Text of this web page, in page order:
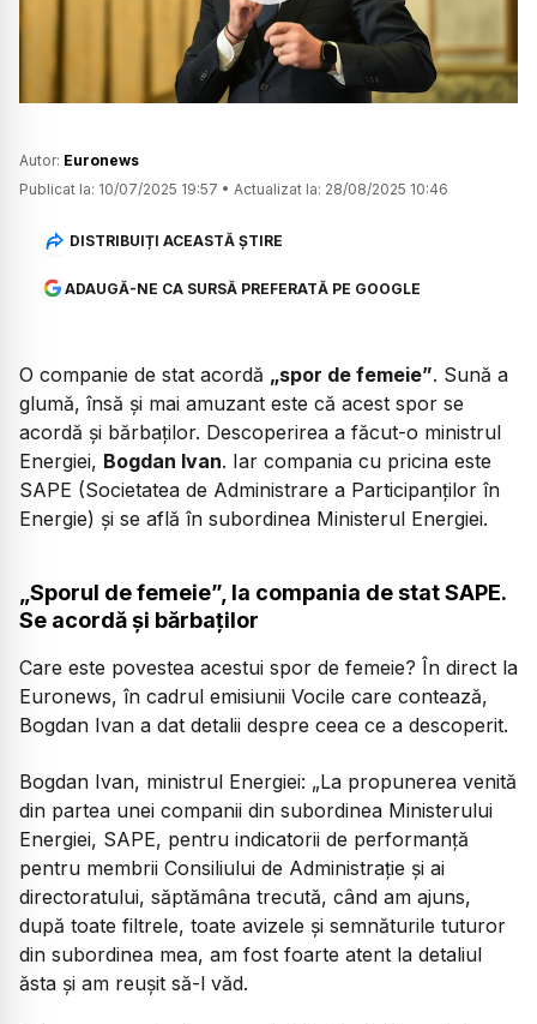
Autor: Euronews
Publicat la: 10/07/2025 19:57 • Actualizat la: 28/08/2025 10:46
DISTRIBUIȚI ACEASTĂ ȘTIRE
ADAUGĂ-NE CA SURSĂ PREFERATĂ PE GOOGLE
O companie de stat acordă „spor de femeie”. Sună a
glumă, însă și mai amuzant este că acest spor se
acordă și bărbaților. Descoperirea a făcut-o ministrul
Energiei, Bogdan Ivan. Iar compania cu pricina este
SAPE (Societatea de Administrare a Participanților în
Energie) și se află în subordinea Ministerul Energiei.
„Sporul de femeie”, la compania de stat SAPE.
Se acordă și bărbaților
Care este povestea acestui spor de femeie? În direct la
Euronews, în cadrul emisiunii Vocile care contează,
Bogdan Ivan a dat detalii despre ceea ce a descoperit.
Bogdan Ivan, ministrul Energiei: „La propunerea venită
din partea unei companii din subordinea Ministerului
Energiei, SAPE, pentru indicatorii de performanță
pentru membrii Consiliului de Administrație și ai
directoratului, săptămâna trecută, când am ajuns,
după toate filtrele, toate avizele și semnăturile tuturor
din subordinea mea, am fost foarte atent la detaliul
ăsta și am reușit să-l văd.